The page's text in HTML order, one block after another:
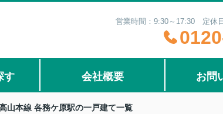
営業時間：9:30～17:30 定休
す 会社概要 お問
山本線 各務ケ原駅の一戸建て一覧